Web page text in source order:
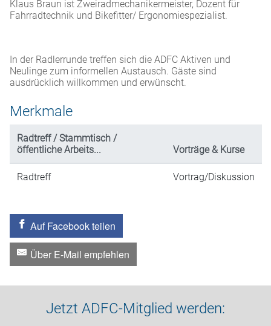
Klaus Braun ist Zweiradmechanikermeister, Dozent für
Fahrradtechnik und Bikefitter/ Ergonomiespezialist.
In der Radlerrunde treffen sich die ADFC Aktiven und
Neulinge zum informellen Austausch. Gäste sind
ausdrücklich willkommen und erwünscht.
Merkmale
Radtreff / Stammtisch /
öffentliche Arbeits...
Vorträge & Kurse
Radtreff Vortrag/Diskussion
Auf Facebook teilen
Über E-Mail empfehlen
Jetzt ADFC-Mitglied werden: